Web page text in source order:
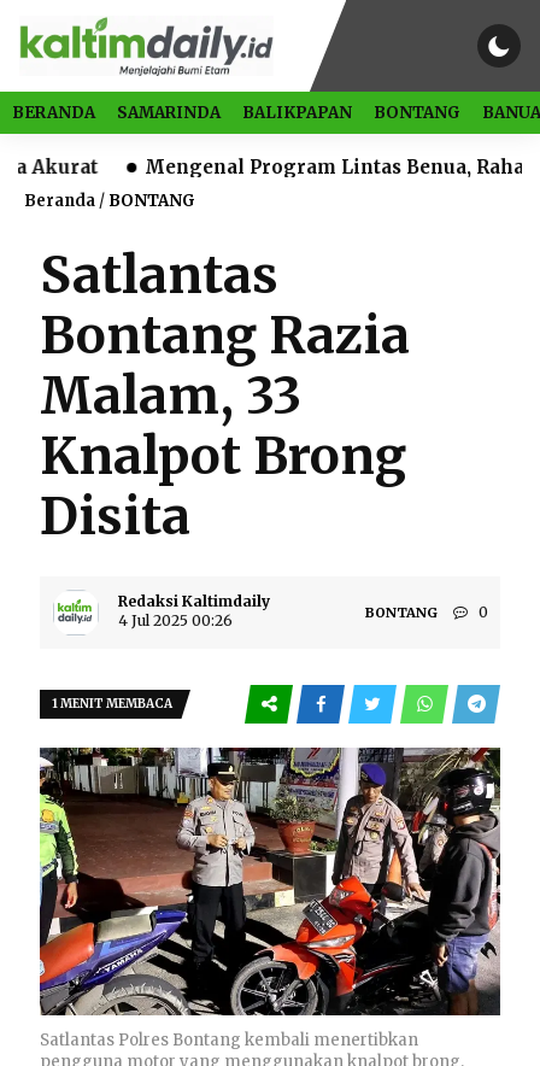
BERANDA SAMARINDA BALIKPAPAN BONTANG
Mengenal Program Lintas Benua, Rahasia
Beranda / BONTANG
Satlantas
Bontang Razia
Malam, 33
Knalpot Brong
Disita
Redaksi Kaltimdaily
4 Jul 2025 00:26
BONTANG 0
1 MENIT MEMBACA
Satlantas Polres Bontang kembali menertibkan
pengguna motor yang menggunakan knalpot brong.